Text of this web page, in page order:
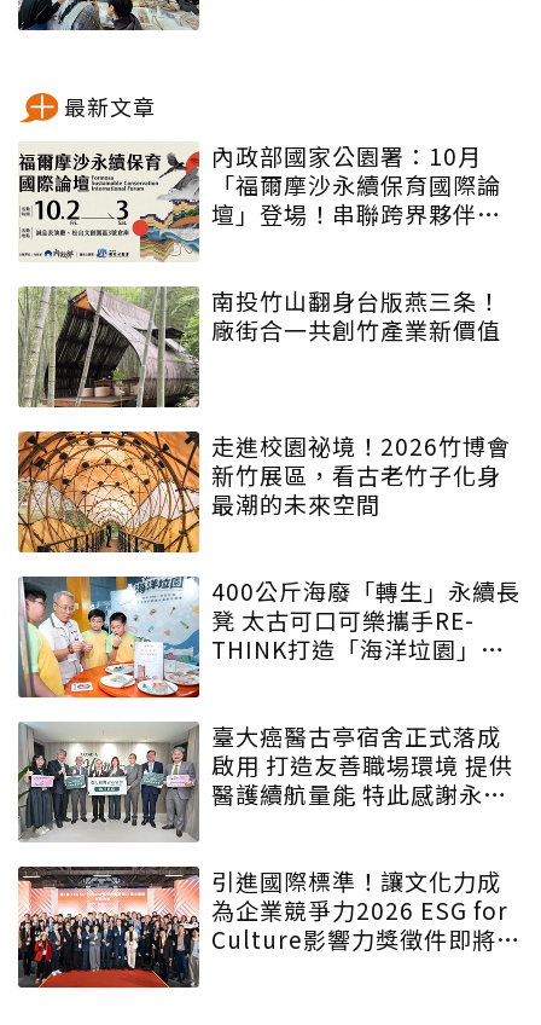
最新文章
內政部國家公園署：10月
「福爾摩沙永續保育國際論
壇」登場！串聯跨界夥伴與
南投竹山翻身台版燕三条！
廠街合一共創竹產業新價值
走進校園祕境！2026竹博會
新竹展區，看古老竹子化身
最潮的未來空間
400公斤海廢「轉生」永續長
凳 太古可口可樂攜手RE-
THINK打造「海洋垃園」特
臺大癌醫古亭宿舍正式落成
啟用 打造友善職場環境 提供
醫護續航量能 特此感謝永齡
引進國際標準！讓文化力成
為企業競爭力2026 ESG for
Culture影響力獎徵件即將啟